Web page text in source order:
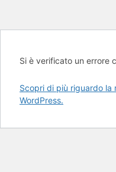
Si è verificato un errore
Scopri di più riguardo la
WordPress.